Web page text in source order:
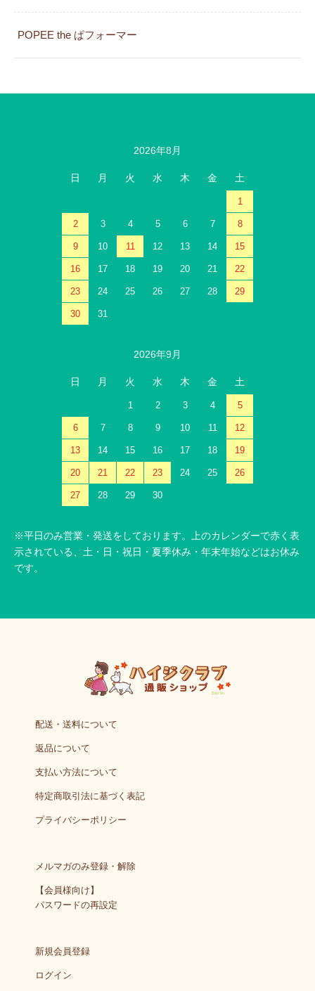
POPEE the ぱフォーマー
2026年8月
日 月 火 水 木 金 土
1
2 3 4 5 6 7 8
9 10 11 12 13 14 15
16 17 18 19 20 21 22
23 24 25 26 27 28 29
30 31
2026年9月
日 月 火 水 木 金 土
1 2 3 4 5
6 7 8 9 10 11 12
13 14 15 16 17 18 19
20 21 22 23 24 25 26
27 28 29 30
※平日のみ営業・発送をしております。上のカレンダーで赤く表
示されている、土・日・祝日・夏季休み・年末年始などはお休み
です。
配送・送料について
返品について
支払い方法について
特定商取引法に基づく表記
プライバシーポリシー
メルマガのみ登録・解除
【会員様向け】
パスワードの再設定
新規会員登録
ログイン